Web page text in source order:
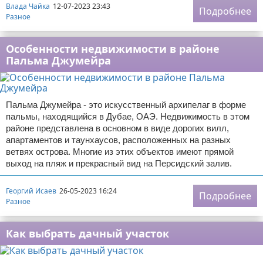
Влада Чайка 12-07-2023 23:43
Разное
Подробнее
Особенности недвижимости в районе
Пальма Джумейра
Пальма Джумейра - это искусственный архипелаг в форме
пальмы, находящийся в Дубае, ОАЭ. Недвижимость в этом
районе представлена в основном в виде дорогих вилл,
апартаментов и таунхаусов, расположенных на разных
ветвях острова. Многие из этих объектов имеют прямой
выход на пляж и прекрасный вид на Персидский залив.
Георгий Исаев 26-05-2023 16:24
Разное
Подробнее
Как выбрать дачный участок